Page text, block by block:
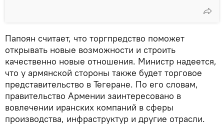
Папоян считает, что торгпредство поможет
открывать новые возможности и строить
качественно новые отношения. Министр надеется,
что у армянской стороны также будет торговое
представительство в Тегеране. По его словам,
правительство Армении заинтересовано в
вовлечении иранских компаний в сферы
производства, инфраструктур и другие отрасли.